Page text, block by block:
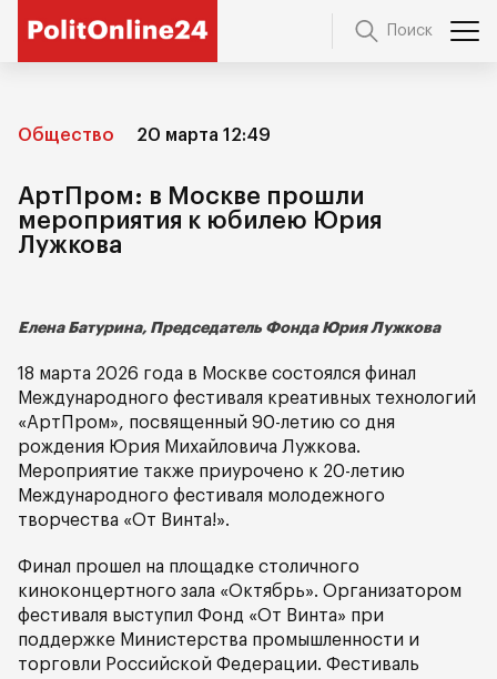
Поиск
Общество 20 марта 12:49
АртПром: в Москве прошли
мероприятия к юбилею Юрия
Лужкова
Елена Батурина, Председатель Фонда Юрия Лужкова
18 марта 2026 года в Москве состоялся финал
Международного фестиваля креативных технологий
«АртПром», посвященный 90-летию со дня
рождения Юрия Михайловича Лужкова.
Мероприятие также приурочено к 20-летию
Международного фестиваля молодежного
творчества «От Винта!».
Финал прошел на площадке столичного
киноконцертного зала «Октябрь». Организатором
фестиваля выступил Фонд «От Винта» при
поддержке Министерства промышленности и
торговли Российской Федерации. Фестиваль